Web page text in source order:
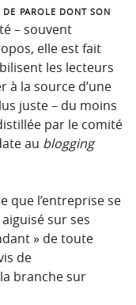
parole dont son
– souvent
elle est fait
les lecteurs
à la source d’une
juste – du moins
par le comité
au blogging
que l’entreprise se
sur ses
» de toute
de
branche sur